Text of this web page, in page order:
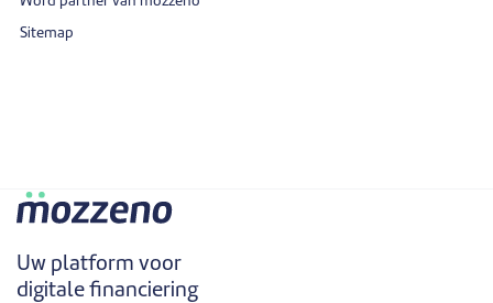
Sitemap
Uw platform voor
digitale financiering